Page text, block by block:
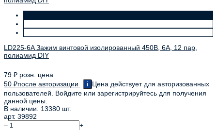
LD225-6A Зажим винтовой изолированный 450В, 6А, 12 пар,
полиамид DIY
79 ₽ розн. цена
50 ₽после авторизации i
Цена действует для авторизованных
пользователей. Войдите или зарегистрируйтесь для получения
данной цены.
В наличии: 13380 шт.
арт. 39892
–
+